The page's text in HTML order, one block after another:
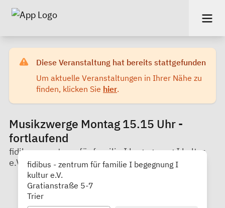
Diese Veranstaltung hat bereits stattgefunden
Um aktuelle Veranstaltungen in Ihrer Nähe zu
finden, klicken Sie hier.
Musikzwerge Montag 15.15 Uhr -
fortlaufend
fidibus - zentrum für familie I begegnung I kultur
e.V.
fidibus - zentrum für familie I begegnung I
kultur e.V.
Gratianstraße 5-7
Trier